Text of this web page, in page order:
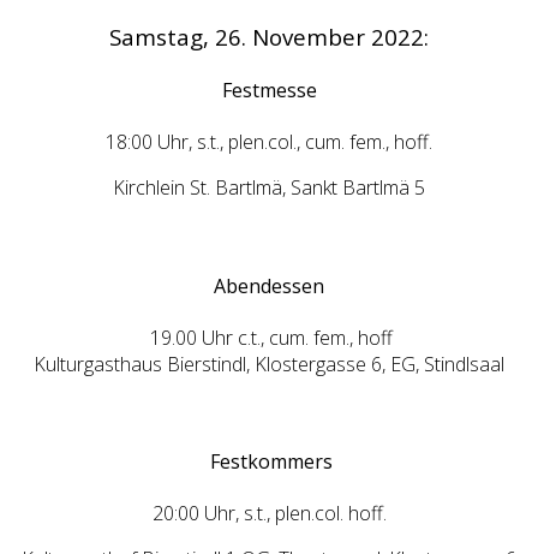
Samstag, 26. November 2022:
Festmesse
18:00 Uhr, s.t., plen.col., cum. fem., hoff.
Kirchlein St. Bartlmä, Sankt Bartlmä 5
Abendessen
19.00 Uhr c.t., cum. fem., hoff
Kulturgasthaus Bierstindl, Klostergasse 6, EG, Stindlsaal
Festkommers
20:00 Uhr, s.t., plen.col. hoff.